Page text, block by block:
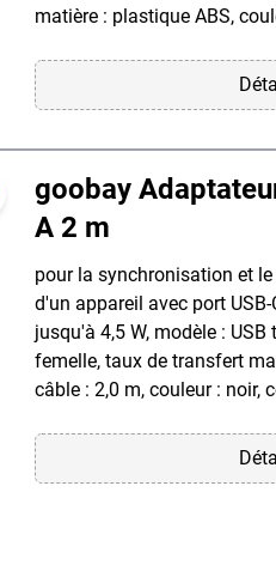
matière : plastique ABS,
goobay
A 2 m
pour la synchronisation et
d'un appareil avec port
jusqu'à 4,5 W, modèle : USB
femelle, taux de transfert
câble : 2,0 m, couleur : noir,